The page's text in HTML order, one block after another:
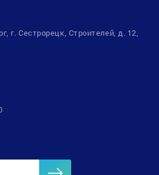
г. Сестрорецк, Строителей, д. 12,